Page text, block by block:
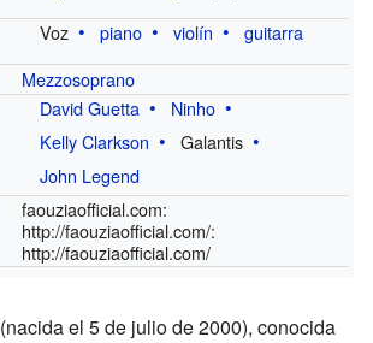
Voz piano violín guitarra
Mezzosoprano
David Guetta
Ninho
Kelly Clarkson
Galantis
John Legend
faouziaofficial.com:
http://faouziaofficial.com/:
http://faouziaofficial.com/
(nacida el 5 de julio de 2000), conocida